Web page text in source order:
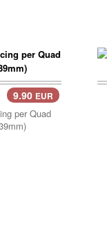
9.90 EUR
per Quad